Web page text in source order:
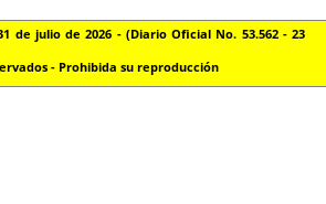
de julio de 2026 - (Diario Oficial No. 53.562 - 23
- Prohibida su reproducción